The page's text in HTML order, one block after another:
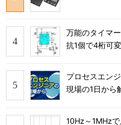
万能のタイマ
抗1個で4桁可変
プロセスエン
現場の1日から
10Hz～1MHz